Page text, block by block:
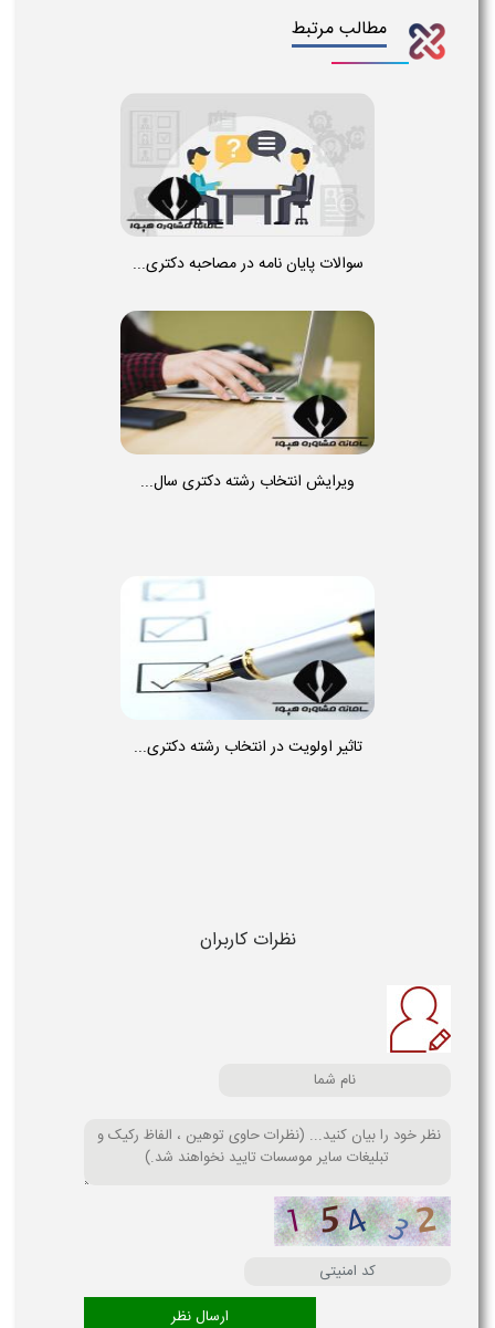
مطالب مرتبط
سوالات پایان نامه در مصاحبه دکتری...
ویرایش انتخاب رشته دکتری سال...
تاثیر اولویت در انتخاب رشته دکتری...
نظرات کاربران